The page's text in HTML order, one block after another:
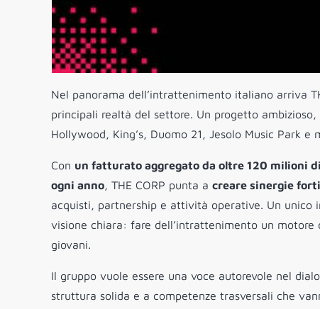
Nel panorama dell’intrattenimento italiano arriva
principali realtà del settore. Un progetto
Hollywood, King’s, Duomo 21, Jesolo Music Park e
Con un fatturato aggregato da oltre 120 milioni
ogni anno, THE CORP punta a creare sinergie
acquisti, partnership e attività operative. Un
visione chiara: fare dell’intrattenimento un
giovani.
Il gruppo vuole essere una voce autorevole nel
struttura solida e a competenze trasversali che